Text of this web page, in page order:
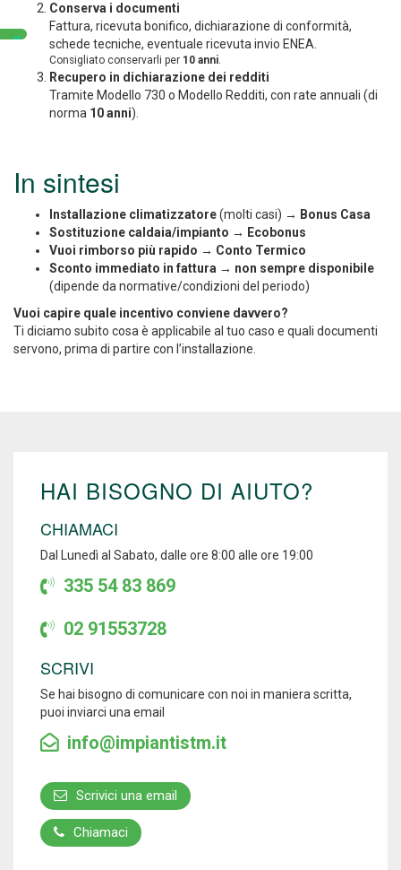
Conserva i documenti
Fattura, ricevuta bonifico, dichiarazione di conformità,
schede tecniche, eventuale ricevuta invio ENEA.
Consigliato conservarli per 10 anni.
Recupero in dichiarazione dei redditi
Tramite Modello 730 o Modello Redditi, con rate annuali (di
norma 10 anni).
In sintesi
Installazione climatizzatore(molti casi) → Bonus Casa
Sostituzione caldaia/impianto → Ecobonus
Vuoi rimborso più rapido → Conto Termico
Sconto immediato in fattura → non sempre disponibile
(dipende da normative/condizioni del periodo)
Vuoi capire quale incentivo conviene davvero?
Ti diciamo subito cosa è applicabile al tuo caso e quali documenti
servono, prima di partire con l’installazione.
HAI BISOGNO DI AIUTO?
CHIAMACI
Dal Lunedì al Sabato, dalle ore 8:00 alle ore 19:00
335 54 83 869
02 91553728
SCRIVI
Se hai bisogno di comunicare con noi in maniera scritta,
puoi inviarci una email
info@impiantistm.it
Scrivici una email
Chiamaci